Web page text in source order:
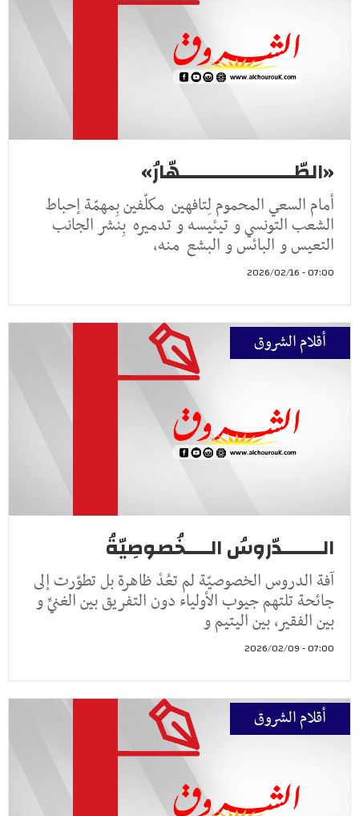
«الطّــــــــــــــــــــهّارُ»
أمام السعي المحموم لِتافهين مكلّفين بِمهمّة إحباط
الشعب التونسي و تيئيسه و تدميره بِنشر الجانب
التعيس و البائس و البشع منه،
07:00 - 2026/02/16
أقلام الشروق
الـــــــدّروسُ الــــخُصوصِيّةُ
آفة الدروس الخصوصيّة لم تعُدْ ظاهرة بل تطوّرت إلى
جائحة تلتهم جيوب الأولياء دون التفريق بين الغنيِّ و
بين الفقير، بين اليتيم و
07:00 - 2026/02/09
أقلام الشروق